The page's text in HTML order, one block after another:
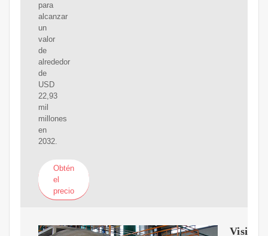
para
alcanzar
un
valor
de
alrededor
de
USD
22,93
mil
millones
en
2032.
Obtén
el
precio
Visión